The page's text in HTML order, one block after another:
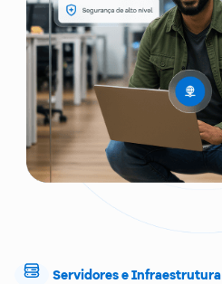
Servidores e Infraestrutura